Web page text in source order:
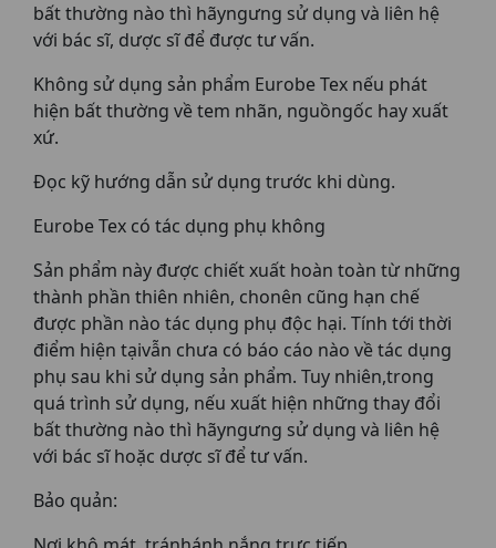
bất thường nào thì hãyngưng sử dụng và liên hệ
với bác sĩ, dược sĩ để được tư vấn.
Không sử dụng sản phẩm Eurobe Tex nếu phát
hiện bất thường về tem nhãn, nguồngốc hay xuất
xứ.
Đọc kỹ hướng dẫn sử dụng trước khi dùng.
Eurobe Tex có tác dụng phụ không
Sản phẩm này được chiết xuất hoàn toàn từ những
thành phần thiên nhiên, chonên cũng hạn chế
được phần nào tác dụng phụ độc hại. Tính tới thời
điểm hiện tạivẫn chưa có báo cáo nào về tác dụng
phụ sau khi sử dụng sản phẩm. Tuy nhiên,trong
quá trình sử dụng, nếu xuất hiện những thay đổi
bất thường nào thì hãyngưng sử dụng và liên hệ
với bác sĩ hoặc dược sĩ để tư vấn.
Bảo quản: